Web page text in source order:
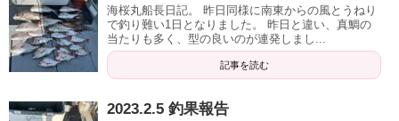
海桜丸船長日記。 昨日同様に南東からの風とうねり
で釣り難い1日となりました。 昨日と違い、真鯛の
当たりも多く、型の良いのが連発しまし...
記事を読む
2023.2.5 釣果報告